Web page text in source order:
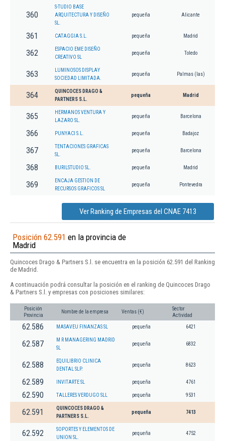
360
S-TUDIO BASE
ARQUITECTURA Y DISEÑO
SL.
pequeña Alicante
361 CATAGGIA S.L. pequeña Madrid
362
ESPACIO EME DISEÑO
CREATIVO SL
pequeña Toledo
363
LUMINOSOS DISPLAY
SOCIEDAD LIMITADA.
pequeña Palmas (las)
364
QUINCOCES DRAGO &
PARTNERS S.L.
pequeña Madrid
365
HERMANOS VENTURA Y
LAZARO SL.
pequeña Barcelona
366 PUNYACI S.L. pequeña Badajoz
367
TENTACIONES GRAFICAS
SL.
pequeña Barcelona
368 BURILSTUDIO SL. pequeña Madrid
369
ENCAJA GESTION DE
RECURSOS GRAFICOS SL
pequeña Pontevedra
Ver Ranking de Empresas del CNAE 7413
Posición 62.591 en la provincia de
Madrid
Quincoces Drago & Partners S.l. se encuentra en la posición 62.591 del Ranking
de Madrid.
A continuación podrá consultar la posición en el ranking de Quincoces Drago
& Partners S.l. y empresas con posiciones similares:
Posición
Provincia
Nombre de la empresa Ventas (€)
Sector
Actividad
62.586 MASAVEU FINANZAS SL pequeña 6421
62.587
M R MANAGERING MADRID
SL
pequeña 6832
62.588
EQUILIBRIO CLINICA
DENTAL SLP.
pequeña 8623
62.589 INVITARTE SL pequeña 4761
62.590 TALLERES VERDUGO SLL pequeña 9531
62.591
QUINCOCES DRAGO &
PARTNERS S.L.
pequeña 7413
62.592
SOPORTES Y ELEMENTOS DE
UNION SL.
pequeña 4752